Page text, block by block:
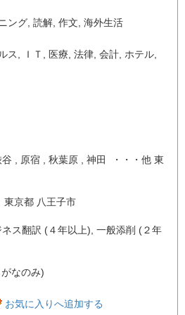
ング 読解 作文 海外生活
ス ＩＴ 医療 法律 会計 ホテル
, 原宿 , 秋葉原 , 神田 ・・・他 東
京都 八王子市
ス翻訳 (４年以上), 一般添削 (２年
なのみ)
お気に入りへ追加する